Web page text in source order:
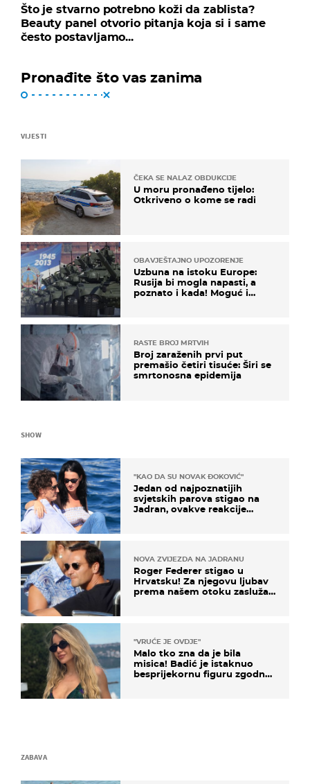
Što je stvarno potrebno koži da zablista?
Beauty panel otvorio pitanja koja si i same
često postavljamo...
Pronađite što vas zanima
VIJESTI
ČEKA SE NALAZ OBDUKCIJE
U moru pronađeno tijelo:
Otkriveno o kome se radi
OBAVJEŠTAJNO UPOZORENJE
Uzbuna na istoku Europe:
Rusija bi mogla napasti, a
poznato i kada! Moguć i
RASTE BROJ MRTVIH
Broj zaraženih prvi put
premašio četiri tisuće: Širi se
smrtonosna epidemija
SHOW
"KAO DA SU NOVAK ĐOKOVIĆ"
Jedan od najpoznatijih
svjetskih parova stigao na
Jadran, ovakve reakcije
NOVA ZVIJEZDA NA JADRANU
Roger Federer stigao u
Hrvatsku! Za njegovu ljubav
prema našem otoku zaslužan
"VRUĆE JE OVDJE"
Malo tko zna da je bila
misica! Badić je istaknuo
besprijekornu figuru zgodne
ZABAVA